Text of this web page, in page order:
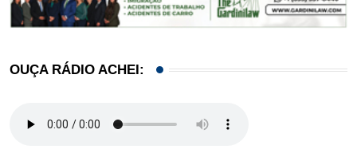
OUÇA RÁDIO ACHEI: